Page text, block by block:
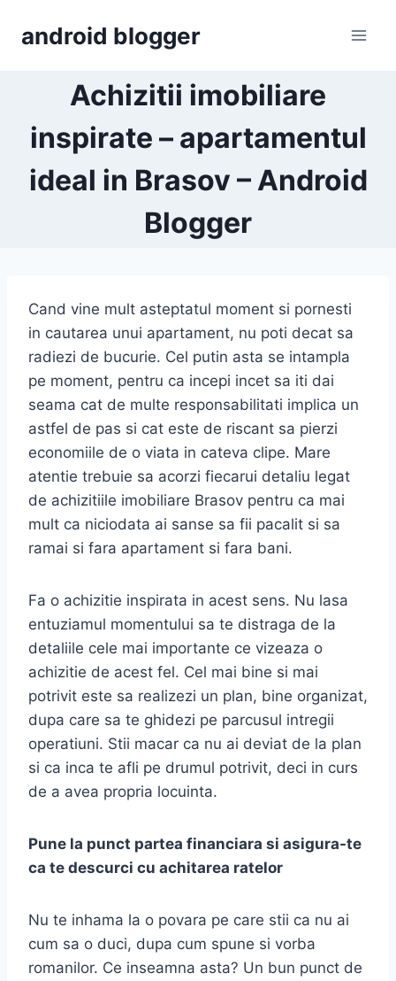
android blogger
Achizitii imobiliare
inspirate – apartamentul
ideal in Brasov – Android
Blogger
Cand vine mult asteptatul moment si pornesti
in cautarea unui apartament, nu poti decat sa
radiezi de bucurie. Cel putin asta se intampla
pe moment, pentru ca incepi incet sa iti dai
seama cat de multe responsabilitati implica un
astfel de pas si cat este de riscant sa pierzi
economiile de o viata in cateva clipe. Mare
atentie trebuie sa acorzi fiecarui detaliu legat
de achizitiile imobiliare Brasov pentru ca mai
mult ca niciodata ai sanse sa fii pacalit si sa
ramai si fara apartament si fara bani.
Fa o achizitie inspirata in acest sens. Nu lasa
entuziamul momentului sa te distraga de la
detaliile cele mai importante ce vizeaza o
achizitie de acest fel. Cel mai bine si mai
potrivit este sa realizezi un plan, bine organizat,
dupa care sa te ghidezi pe parcusul intregii
operatiuni. Stii macar ca nu ai deviat de la plan
si ca inca te afli pe drumul potrivit, deci in curs
de a avea propria locuinta.
Pune la punct partea financiara si asigura-te
ca te descurci cu achitarea ratelor
Nu te inhama la o povara pe care stii ca nu ai
cum sa o duci, dupa cum spune si vorba
romanilor. Ce inseamna asta? Un bun punct de